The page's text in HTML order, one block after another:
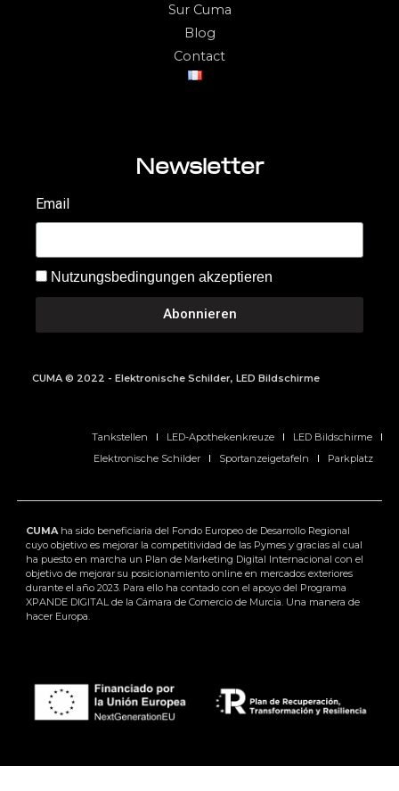
Sur Cuma
Blog
Contact
Newsletter
Email
Nutzungsbedingungen akzeptieren
Abonnieren
CUMA © 2022 - Elektronische Schilder, LED Bildschirme
Tankstellen LED-Apothekenkreuze
LED Bildschirme
Elektronische Schilder
Sportanzeigetafeln Parkplatz
CUMAha sido beneficiaria del Fondo Europeo de Desarrollo Regional
cuyo objetivo es mejorar la competitividad de las Pymes y gracias al cual
ha puesto en marcha un Plan de Marketing Digital Internacional con el
objetivo de mejorar su posicionamiento online en mercados exteriores
durante el año 2023. Para ello ha contado con el apoyo del Programa
XPANDE DIGITAL de la Cámara de Comercio de Murcia. Una manera de
hacer Europa.